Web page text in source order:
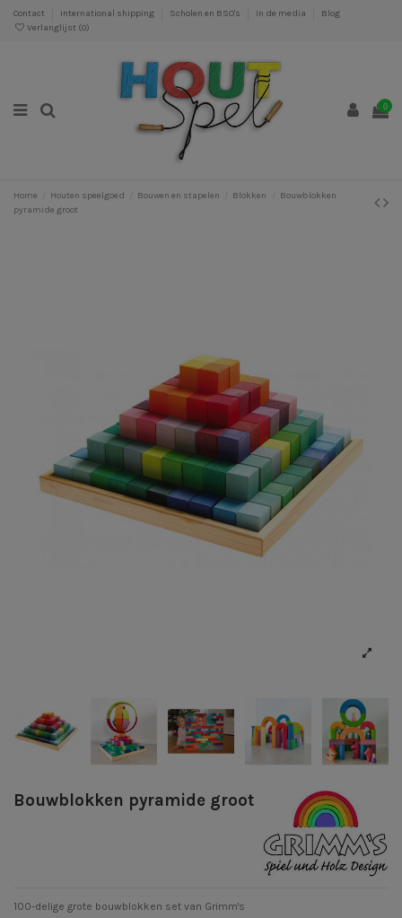
Contact International shipping Scholen en BSO's In de media
Blog
Verlanglijst (0)
0
Home Houten speelgoed Bouwen en stapelen Blokken
Bouwblokken
pyramide groot
Bouwblokken pyramide groot
100-delige grote bouwblokken set van Grimm's